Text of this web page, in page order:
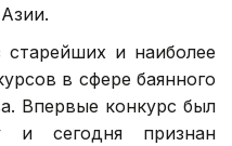
старейших и наиболее
в сфере баянного
Впервые конкурс был
и сегодня признан